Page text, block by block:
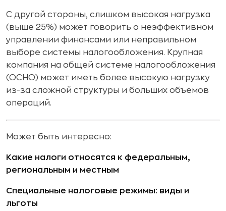
С другой стороны, слишком высокая нагрузка
(выше 25%) может говорить о неэффективном
управлении финансами или неправильном
выборе системы налогообложения. Крупная
компания на общей системе налогообложения
(ОСНО) может иметь более высокую нагрузку
из-за сложной структуры и больших объемов
операций.
Может быть интересно:
Какие налоги относятся к федеральным,
региональным и местным
Специальные налоговые режимы: виды и
льготы